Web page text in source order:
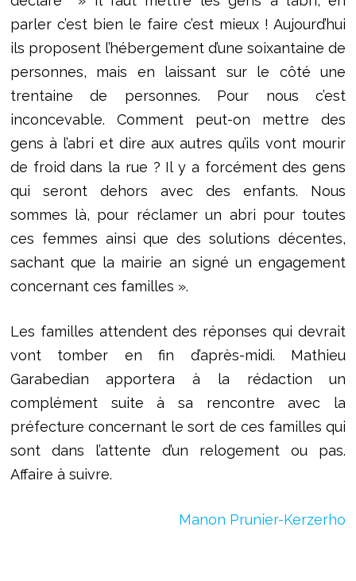
parler c’est bien le faire c’est mieux ! Aujourd’hui
ils proposent l’hébergement d’une soixantaine de
personnes, mais en laissant sur le côté une
trentaine de personnes. Pour nous c’est
inconcevable. Comment peut-on mettre des
gens à l’abri et dire aux autres qu’ils vont mourir
de froid dans la rue ? Il y a forcément des gens
qui seront dehors avec des enfants. Nous
sommes là, pour réclamer un abri pour toutes
ces femmes ainsi que des solutions décentes,
sachant que la mairie an signé un engagement
concernant ces familles ».
Les familles attendent des réponses qui devrait
vont tomber en fin d’après-midi. Mathieu
Garabedian apportera à la rédaction un
complément suite à sa rencontre avec la
préfecture concernant le sort de ces familles qui
sont dans l’attente d’un relogement ou pas.
Affaire à suivre.
Manon Prunier-Kerzerho